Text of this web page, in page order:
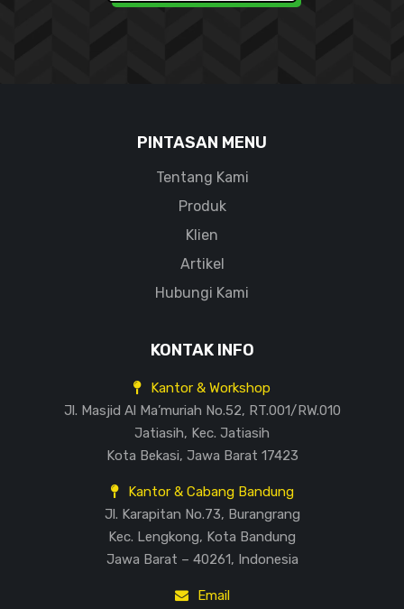
PINTASAN MENU
Tentang Kami
Produk
Klien
Artikel
Hubungi Kami
KONTAK INFO
Kantor & Workshop
Jl. Masjid Al Ma’muriah No.52, RT.001/RW.010
Jatiasih, Kec. Jatiasih
Kota Bekasi, Jawa Barat 17423
Kantor & Cabang Bandung
Jl. Karapitan No.73, Burangrang
Kec. Lengkong, Kota Bandung
Jawa Barat – 40261, Indonesia
Email